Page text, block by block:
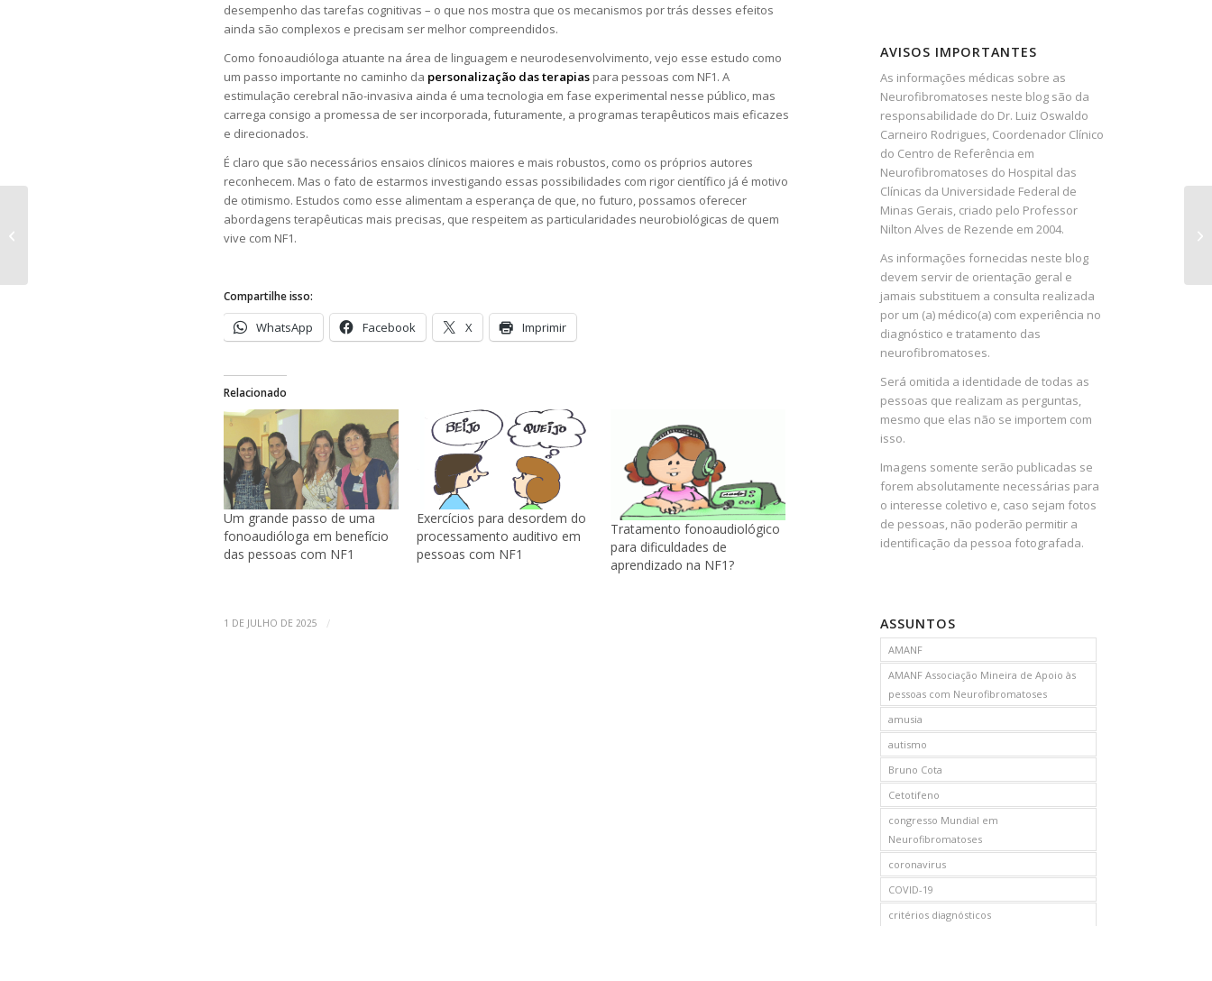
desempenho das tarefas cognitivas – o que nos mostra que os mecanismos por trás desses efeitos
ainda são complexos e precisam ser melhor compreendidos.
Como fonoaudióloga atuante na área de linguagem e neurodesenvolvimento, vejo esse estudo como
um passo importante no caminho da personalização das terapias para pessoas com NF1. A
estimulação cerebral não-invasiva ainda é uma tecnologia em fase experimental nesse público, mas
carrega consigo a promessa de ser incorporada, futuramente, a programas terapêuticos mais eficazes
e direcionados.
É claro que são necessários ensaios clínicos maiores e mais robustos, como os próprios autores
reconhecem. Mas o fato de estarmos investigando essas possibilidades com rigor científico já é motivo
de otimismo. Estudos como esse alimentam a esperança de que, no futuro, possamos oferecer
abordagens terapêuticas mais precisas, que respeitem as particularidades neurobiológicas de quem
vive com NF1.
Compartilhe isso:
WhatsApp Facebook X Imprimir
Relacionado
Um grande passo de uma
fonoaudióloga em benefício
das pessoas com NF1
Exercícios para desordem do
processamento auditivo em
pessoas com NF1
Tratamento fonoaudiológico
para dificuldades de
aprendizado na NF1?
1 DE JULHO DE 2025 /
AVISOS IMPORTANTES
As informações médicas sobre as
Neurofibromatoses neste blog são da
responsabilidade do Dr. Luiz Oswaldo
Carneiro Rodrigues, Coordenador Clínico
do Centro de Referência em
Neurofibromatoses do Hospital das
Clínicas da Universidade Federal de
Minas Gerais, criado pelo Professor
Nilton Alves de Rezende em 2004.
As informações fornecidas neste blog
devem servir de orientação geral e
jamais substituem a consulta realizada
por um (a) médico(a) com experiência no
diagnóstico e tratamento das
neurofibromatoses.
Será omitida a identidade de todas as
pessoas que realizam as perguntas,
mesmo que elas não se importem com
isso.
Imagens somente serão publicadas se
forem absolutamente necessárias para
o interesse coletivo e, caso sejam fotos
de pessoas, não poderão permitir a
identificação da pessoa fotografada.
ASSUNTOS
AMANF
AMANF Associação Mineira de Apoio às
pessoas com Neurofibromatoses
amusia
autismo
Bruno Cota
Cetotifeno
congresso Mundial em
Neurofibromatoses
coronavirus
COVID-19
critérios diagnósticos